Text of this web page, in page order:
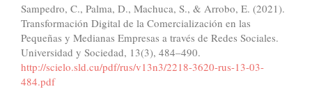
Sampedro, C., Palma, D., Machuca, S., & Arrobo, E. (2021).
Transformación Digital de la Comercialización en las
Pequeñas y Medianas Empresas a través de Redes Sociales.
Universidad y Sociedad, 13(3), 484–490.
http://scielo.sld.cu/pdf/rus/v13n3/2218-3620-rus-13-03-
484.pdf